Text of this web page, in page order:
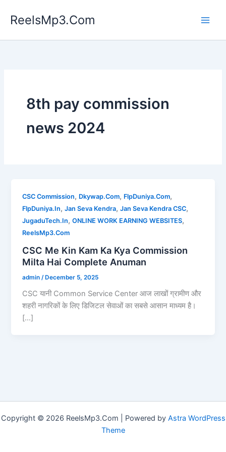
ReelsMp3.Com
8th pay commission
news 2024
CSC Commission, Dkywap.Com, FlpDuniya.Com,
FlpDuniya.In,Jan Seva Kendra,Jan Seva Kendra CSC,
JugaduTech.In,ONLINE WORK EARNING WEBSITES,
ReelsMp3.Com
CSC Me Kin Kam Ka Kya Commission
Milta Hai Complete Anuman
admin /December 5, 2025
CSC यानी Common Service Center आज लाखों ग्रामीण और
शहरी नागरिकों के लिए डिजिटल सेवाओं का सबसे आसान माध्यम है।
[…]
Copyright © 2026 ReelsMp3.Com | Powered by Astra WordPress
Theme